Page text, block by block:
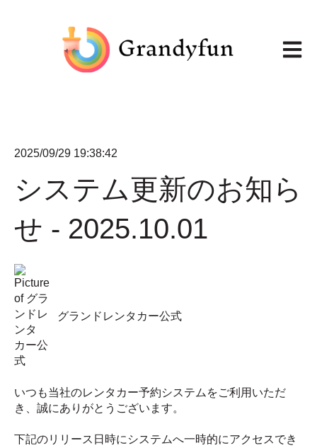
メイ
2025/09/29 19:38:42
システム更新のお知ら
せ - 2025.10.01
グランドレンタカー公式
いつも当社のレンタカー予約システムをご利用いただ
き、誠にありがとうございます。
下記のリリース日時にシステムへ一時的にアクセスでき